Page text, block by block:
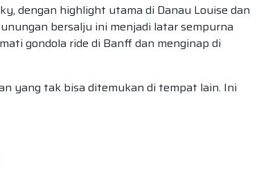
dengan highlight utama di Danau Louise dan
bersalju ini menjadi latar sempurna
gondola ride di Banff dan menginap di
yang tak bisa ditemukan di tempat lain. Ini